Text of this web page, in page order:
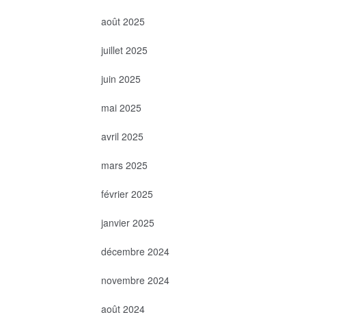
août 2025
juillet 2025
juin 2025
mai 2025
avril 2025
mars 2025
février 2025
janvier 2025
décembre 2024
novembre 2024
août 2024